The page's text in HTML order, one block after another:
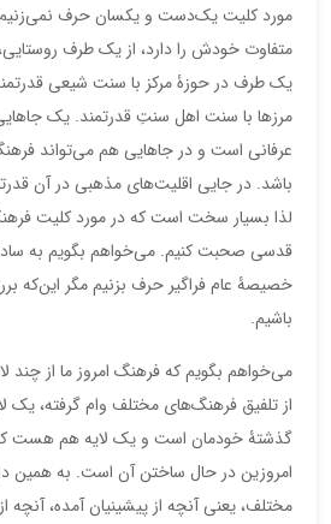
مورد کلیت یک‌دست و یکسان حرف
متفاوت خودش را دارد، از یک طرف
یک طرف در حوزۀ مرکز با سنت شیعی
مرزها با سنت اهل سنتِ قدرتمند. یک
عرفانی است و در جاهایی هم می‌تواند
باشد. در جایی اقلیت‌های مذهبی در آن
لذا بسیار سخت‌ است که در مورد کلیت فرهنگ
قدسی صحبت کنیم. می‌خواهم بگویم به
خصیصۀ عام فراگیر حرف بزنیم مگر این‌که
باشیم.
می‌خواهم بگویم که فرهنگ امروز ما از چند
از تلفیق فرهنگ‌های مختلف وام گرفته، یک
گذشتۀ خودمان است و یک لایه هم هست
امروزین در حال ساختن آن است. به همین
مختلف، یعنی آنچه از پیشینیان آمده، آنچه